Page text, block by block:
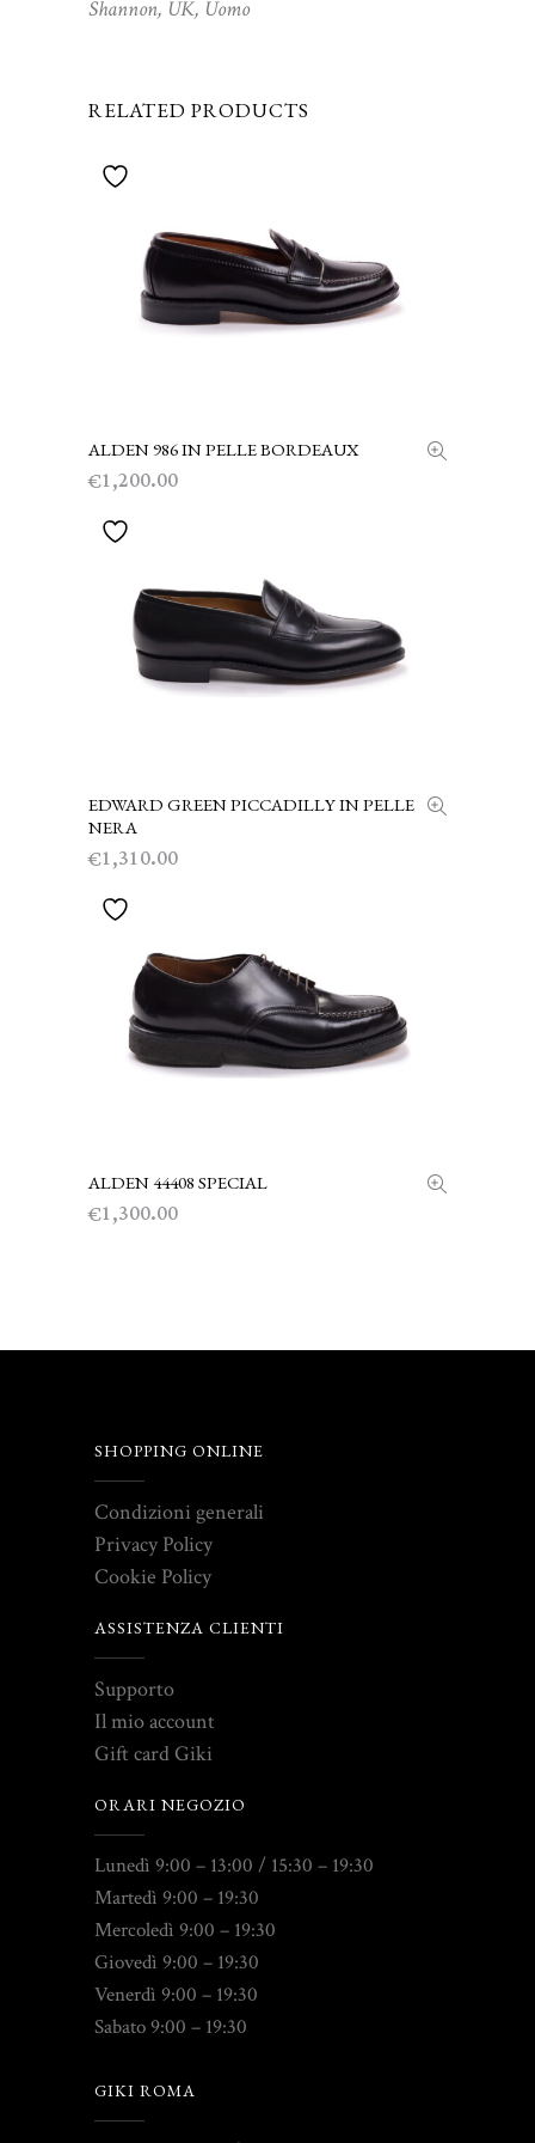
Shannon, UK, Uomo
RELATED PRODUCTS
SCEGLI
ALDEN 986 IN PELLE BORDEAUX
€1,200.00
SCEGLI
EDWARD GREEN PICCADILLY IN PELLE
NERA
€1,310.00
SCEGLI
ALDEN 44408 SPECIAL
€1,300.00
SHOPPING ONLINE
Condizioni generali
Privacy Policy
Cookie Policy
ASSISTENZA CLIENTI
Supporto
Il mio account
Gift card Giki
ORARI NEGOZIO
Lunedì 9:00 – 13:00 / 15:30 – 19:30
Martedì 9:00 – 19:30
Mercoledì 9:00 – 19:30
Giovedì 9:00 – 19:30
Venerdì 9:00 – 19:30
Sabato 9:00 – 19:30
GIKI ROMA